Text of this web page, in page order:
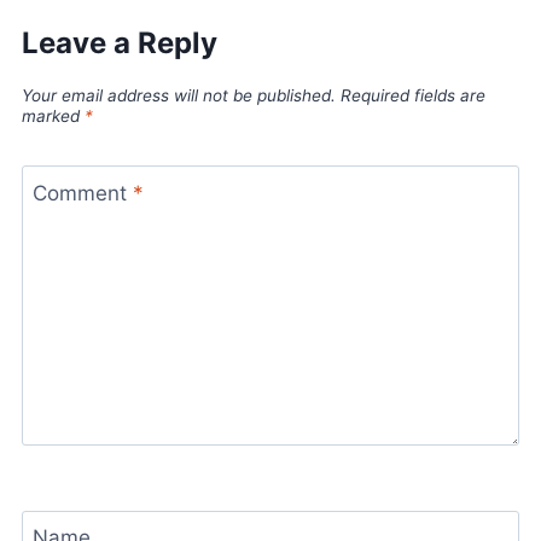
Leave a Reply
Your email address will not be published. Required fields are
marked *
Comment *